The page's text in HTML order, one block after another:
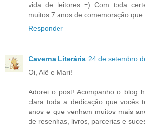
vida de leitores =) Com toda
muitos 7 anos de comemoração
Responder
Caverna Literária 24 de setembro
Oi, Alê e Mari!
Adorei o post! Acompanho o blog
clara toda a dedicação que vocês
anos e que venham muitos mais
de resenhas, livros, parcerias e